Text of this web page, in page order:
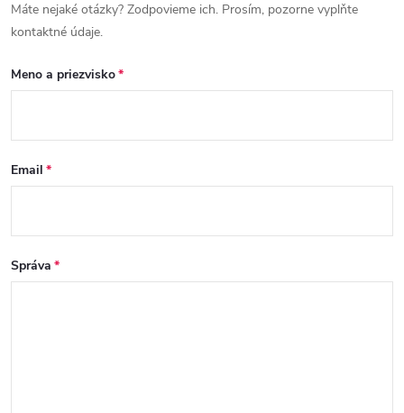
Máte nejaké otázky? Zodpovieme ich. Prosím, pozorne vyplňte
kontaktné údaje.
Meno a priezvisko
Email
Správa